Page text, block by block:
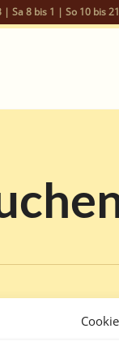
| Sa 8 bis 1 | So 10 bis